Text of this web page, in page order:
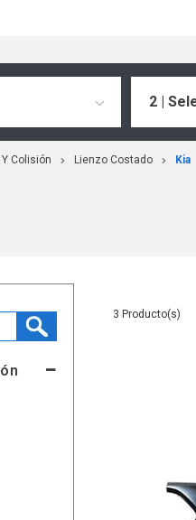
2 |
Colisión Lienzo Costado Kia
3